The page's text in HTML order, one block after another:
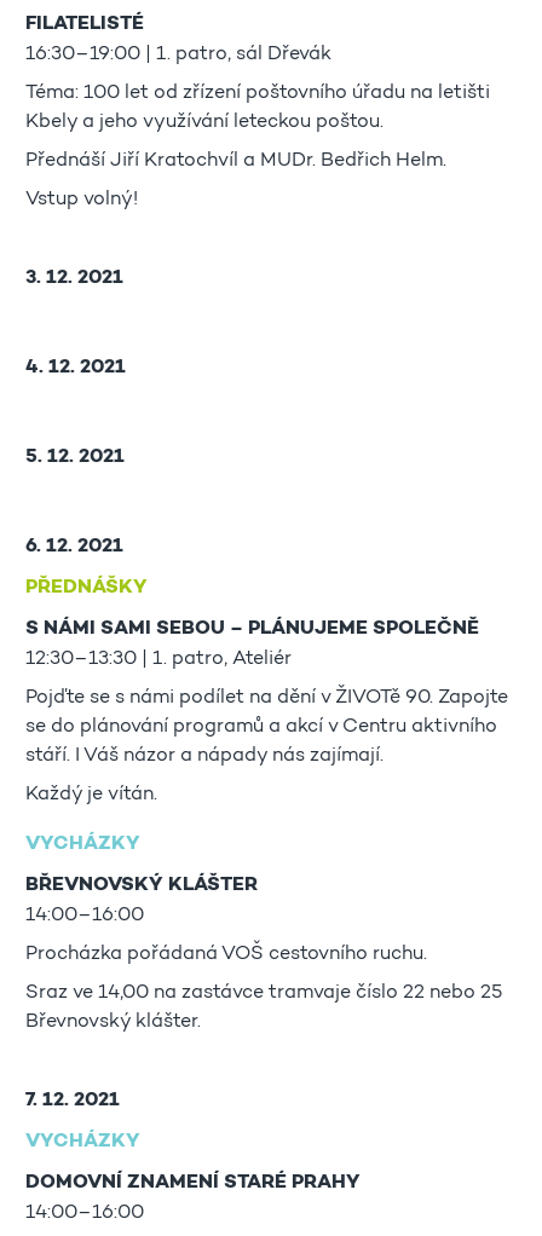
FILATELISTÉ
16:30–19:00 | 1. patro, sál Dřevák
Téma: 100 let od zřízení poštovního úřadu na letišti
Kbely a jeho využívání leteckou poštou.
Přednáší Jiří Kratochvíl a MUDr. Bedřich Helm.
Vstup volný!
3. 12. 2021
4. 12. 2021
5. 12. 2021
6. 12. 2021
PŘEDNÁŠKY
S NÁMI SAMI SEBOU – PLÁNUJEME SPOLEČNĚ
12:30–13:30 | 1. patro, Ateliér
Pojďte se s námi podílet na dění v ŽIVOTě 90. Zapojte
se do plánování programů a akcí v Centru aktivního
stáří. I Váš názor a nápady nás zajímají.
Každý je vítán.
VYCHÁZKY
BŘEVNOVSKÝ KLÁŠTER
14:00–16:00
Procházka pořádaná VOŠ cestovního ruchu.
Sraz ve 14,00 na zastávce tramvaje číslo 22 nebo 25
Břevnovský klášter.
7. 12. 2021
VYCHÁZKY
DOMOVNÍ ZNAMENÍ STARÉ PRAHY
14:00–16:00